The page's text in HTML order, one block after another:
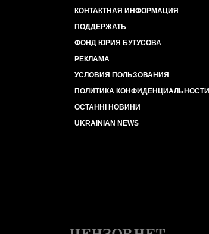
КОНТАКТНАЯ ИНФОРМАЦИЯ
ПОДДЕРЖАТЬ
ФОНД ЮРИЯ БУТУСОВА
РЕКЛАМА
УСЛОВИЯ ПОЛЬЗОВАНИЯ
ПОЛИТИКА КОНФИДЕНЦИАЛЬНОСТИ
ОСТАННІ НОВИНИ
UKRAINIAN NEWS